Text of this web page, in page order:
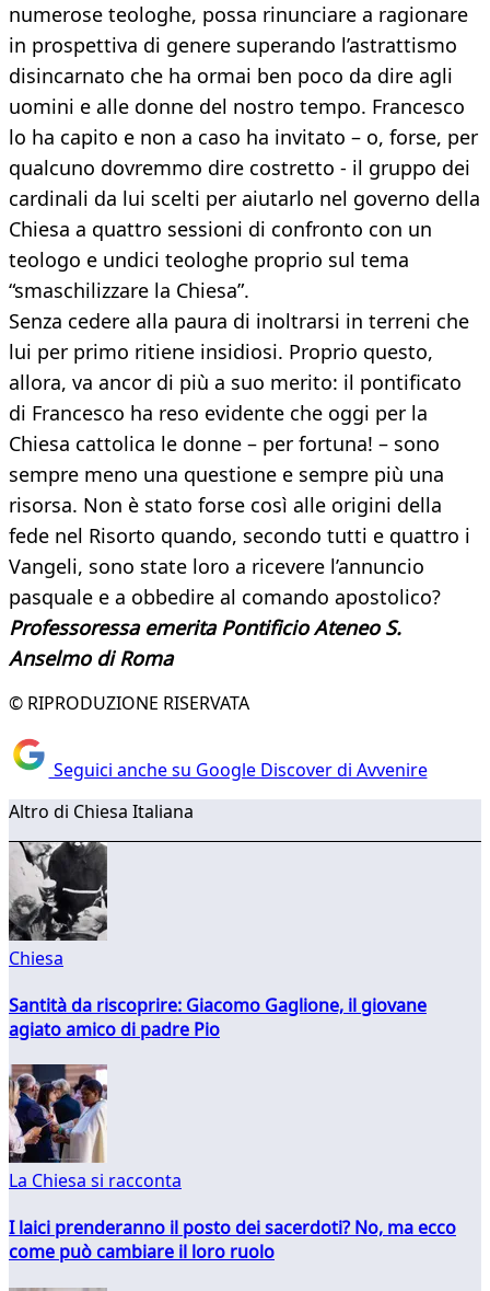
numerose teologhe, possa rinunciare a ragionare
in prospettiva di genere superando l’astrattismo
disincarnato che ha ormai ben poco da dire agli
uomini e alle donne del nostro tempo. Francesco
lo ha capito e non a caso ha invitato – o, forse, per
qualcuno dovremmo dire costretto - il gruppo dei
cardinali da lui scelti per aiutarlo nel governo della
Chiesa a quattro sessioni di confronto con un
teologo e undici teologhe proprio sul tema
“smaschilizzare la Chiesa”.
Senza cedere alla paura di inoltrarsi in terreni che
lui per primo ritiene insidiosi. Proprio questo,
allora, va ancor di più a suo merito: il pontificato
di Francesco ha reso evidente che oggi per la
Chiesa cattolica le donne – per fortuna! – sono
sempre meno una questione e sempre più una
risorsa. Non è stato forse così alle origini della
fede nel Risorto quando, secondo tutti e quattro i
Vangeli, sono state loro a ricevere l’annuncio
pasquale e a obbedire al comando apostolico?
Professoressa emerita Pontificio Ateneo S.
Anselmo di Roma
© RIPRODUZIONE RISERVATA
Seguici anche su Google Discover di Avvenire
Altro di Chiesa Italiana
Chiesa
Santità da riscoprire: Giacomo Gaglione, il giovane
agiato amico di padre Pio
La Chiesa si racconta
I laici prenderanno il posto dei sacerdoti? No, ma ecco
come può cambiare il loro ruolo